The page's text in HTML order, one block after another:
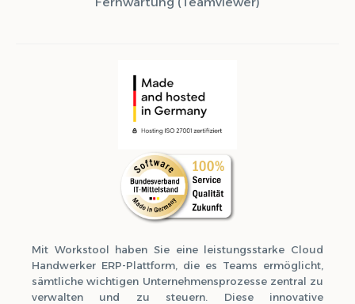
Mit Workstool haben Sie eine leistungsstarke Cloud
Handwerker ERP-Plattform, die es Teams ermöglicht,
sämtliche wichtigen Unternehmensprozesse zentral zu
verwalten und zu steuern. Diese innovative